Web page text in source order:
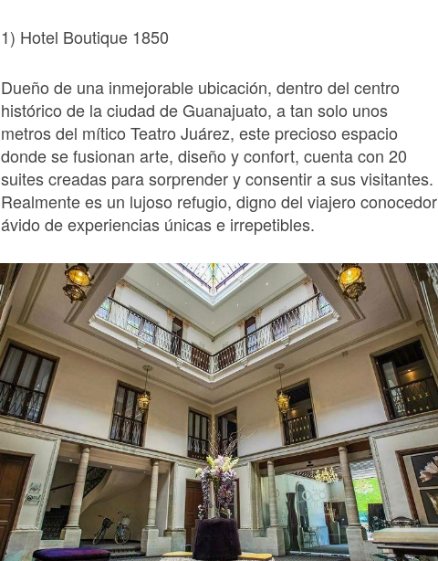
1) Hotel Boutique 1850
Dueño de una inmejorable ubicación, dentro del centro
histórico de la ciudad de Guanajuato, a tan solo unos
metros del mítico Teatro Juárez, este precioso espacio
donde se fusionan arte, diseño y confort, cuenta con 20
suites creadas para sorprender y consentir a sus visitantes.
Realmente es un lujoso refugio, digno del viajero conocedor
ávido de experiencias únicas e irrepetibles.